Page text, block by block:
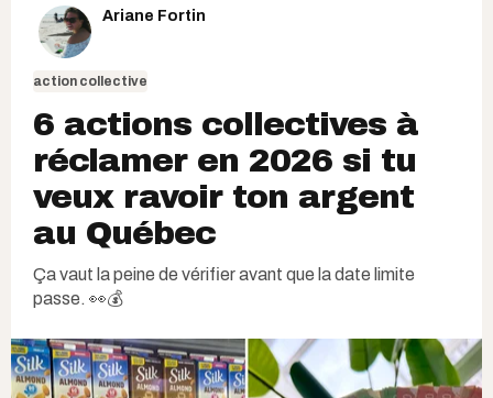
Ariane Fortin
action collective
6 actions collectives à
réclamer en 2026 si tu
veux ravoir ton argent
au Québec
Ça vaut la peine de vérifier avant que la date limite
passe. 👀💰